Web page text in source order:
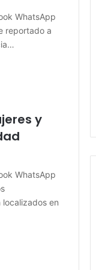
WhatsApp
reportado a
y
WhatsApp
en